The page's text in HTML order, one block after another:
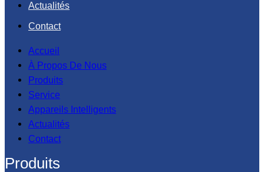
Actualités
Contact
Accueil
À Propos De Nous
Produits
Service
Appareils Intelligents
Actualités
Contact
Produits